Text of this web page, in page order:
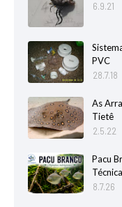
6.9.21
PVC
28.7.18
As
Tietê
2.5.22
Pacu
8.7.26